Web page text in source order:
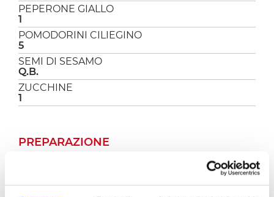
PEPERONE GIALLO
1
POMODORINI CILIEGINO
5
SEMI DI SESAMO
Q.B.
ZUCCHINE
1
PREPARAZIONE
Per prima cosa cuocete il miglio mettendolo in
un pentolino insieme all'acqua e un pizzico di